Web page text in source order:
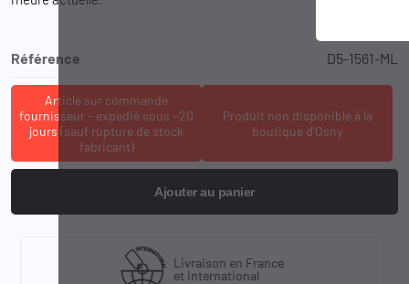
Référence D5-1561-ML
Article sur commande
fournisseur - expedié sous ~20
jours (sauf rupture de stock
fabricant)
Produit non disponible à la
boutique d'Osny
Ajouter au panier
Livraison en France
et international